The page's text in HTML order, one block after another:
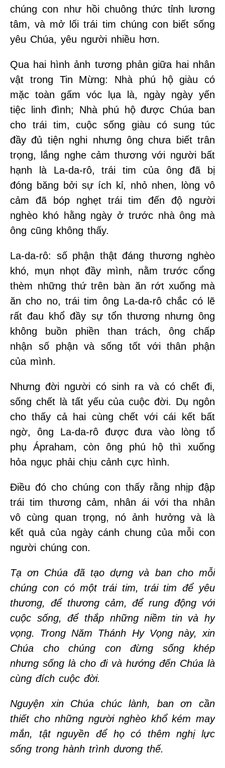
chúng con như hồi chuông thức tỉnh lương
tâm, và mở lối trái tim chúng con biết sống
yêu Chúa, yêu người nhiều hơn.
Qua hai hình ảnh tương phản giữa hai nhân
vật trong Tin Mừng: Nhà phú hộ giàu có
mặc toàn gấm vóc lụa là, ngày ngày yến
tiệc linh đình; Nhà phú hộ được Chúa ban
cho trái tim, cuộc sống giàu có sung túc
đầy đủ tiện nghi nhưng ông chưa biết trân
trọng, lắng nghe cảm thương với người bất
hạnh là La-da-rô, trái tim của ông đã bị
đóng băng bởi sự ích kỉ, nhỏ nhen, lòng vô
cảm đã bóp nghẹt trái tim đến độ người
nghèo khó hằng ngày ở trước nhà ông mà
ông cũng không thấy.
La-da-rô: số phận thật đáng thương nghèo
khó, mụn nhọt đầy mình, nằm trước cổng
thèm những thứ trên bàn ăn rớt xuống mà
ăn cho no, trái tim ông La-da-rô chắc có lẽ
rất đau khổ đầy sự tổn thương nhưng ông
không buồn phiền than trách, ông chấp
nhận số phận và sống tốt với thân phận
của mình.
Nhưng đời người có sinh ra và có chết đi,
sống chết là tất yếu của cuộc đời. Dụ ngôn
cho thấy cả hai cùng chết với cái kết bất
ngờ, ông La-da-rô được đưa vào lòng tổ
phụ Ápraham, còn ông phú hộ thì xuống
hỏa ngục phải chịu cảnh cực hình.
Điều đó cho chúng con thấy rằng nhịp đập
trái tim thương cảm, nhân ái với tha nhân
vô cùng quan trọng, nó ảnh hưởng và là
kết quả của ngày cánh chung của mỗi con
người chúng con.
Tạ ơn Chúa đã tạo dựng và ban cho mỗi
chúng con có một trái tim, trái tim để yêu
thương, để thương cảm, để rung động với
cuộc sống, để thắp những niềm tin và hy
vọng. Trong Năm Thánh Hy Vọng này, xin
Chúa cho chúng con đừng sống khép
nhưng sống là cho đi và hướng đến Chúa là
cùng đích cuộc đời.
Nguyện xin Chúa chúc lành, ban ơn cần
thiết cho những người nghèo khổ kém may
mắn, tật nguyền để họ có thêm nghị lực
sống trong hành trình dương thế.